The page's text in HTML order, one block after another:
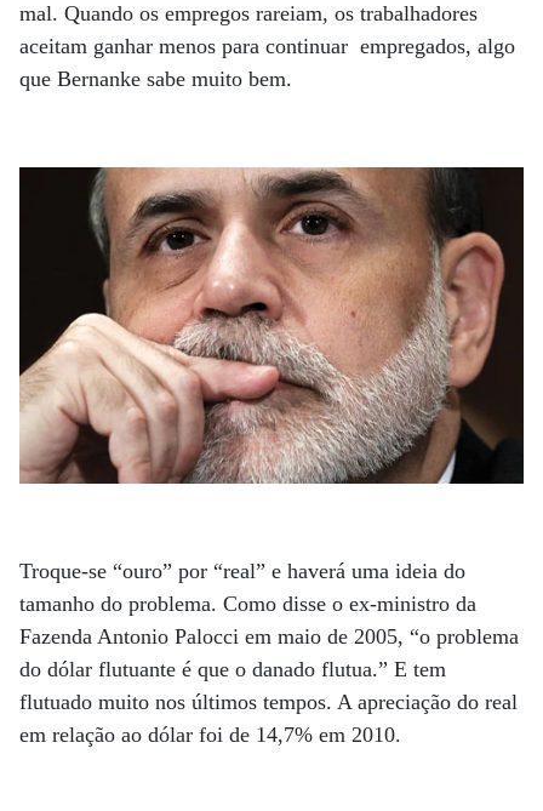
mal. Quando os empregos rareiam, os trabalhadores
aceitam ganhar menos para continuar empregados, algo
que Bernanke sabe muito bem.
Troque-se “ouro” por “real” e haverá uma ideia do
tamanho do problema. Como disse o ex-ministro da
Fazenda Antonio Palocci em maio de 2005, “o problema
do dólar flutuante é que o danado flutua.” E tem
flutuado muito nos últimos tempos. A apreciação do real
em relação ao dólar foi de 14,7% em 2010.